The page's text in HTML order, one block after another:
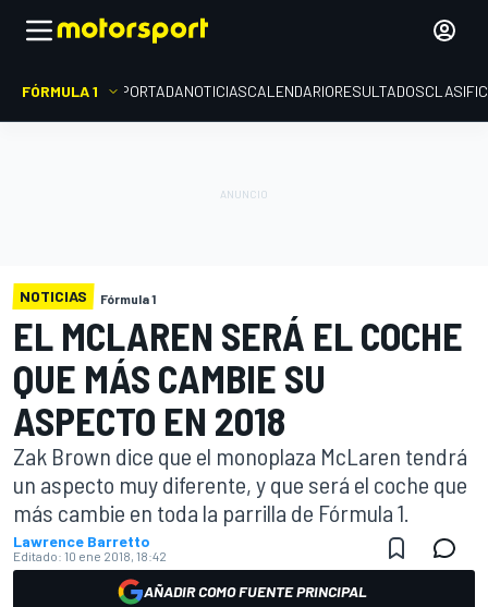
FÓRMULA 1 PORTADANOTICIASCALENDARIORESULTADOS
NOTICIAS Fórmula 1
EL MCLAREN SERÁ EL COCHE
QUE MÁS CAMBIE SU
ASPECTO EN 2018
Zak Brown dice que el monoplaza McLaren tendrá
un aspecto muy diferente, y que será el coche que
más cambie en toda la parrilla de Fórmula 1.
Lawrence Barretto
Editado: 10 ene 2018, 18:42
AÑADIR COMO FUENTE PRINCIPAL